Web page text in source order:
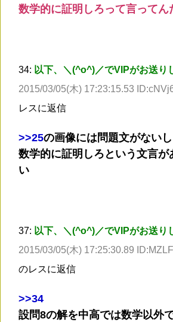
数学的に証明しろって言ってん
34: 以下、＼(^o^)／でVIPがお送り
2015/03/05(木) 17:23:15.53
レスに返信
>>25の画像には問題文がないし
数学的に証明しろという文言が
い
37: 以下、＼(^o^)／でVIPがお送り
2015/03/05(木) 17:25:30.89
のレスに返信
>>34
設問8の解を中高では数学以外